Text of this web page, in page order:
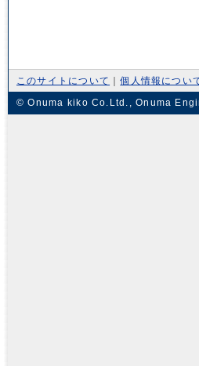
このサイトについて ｜個人情報につい
© Onuma kiko Co.Ltd., Onuma